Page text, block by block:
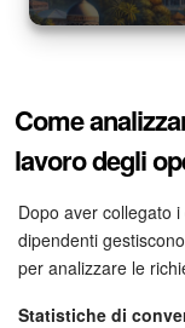
Come
lavoro degli
Dopo aver collegato
dipendenti
per analizzare le
Statistiche di